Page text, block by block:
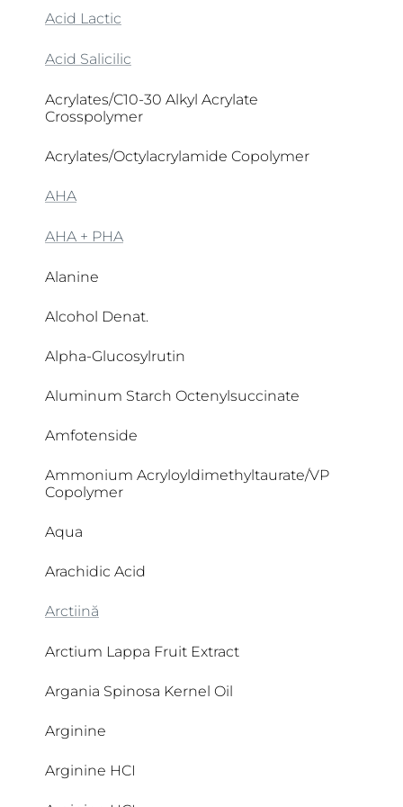
Acid Lactic
Acid Salicilic
Acrylates/C10-30 Alkyl Acrylate
Crosspolymer
Acrylates/Octylacrylamide Copolymer
AHA
AHA + PHA
Alanine
Alcohol Denat.
Alpha-Glucosylrutin
Aluminum Starch Octenylsuccinate
Amfotenside
Ammonium Acryloyldimethyltaurate/VP
Copolymer
Aqua
Arachidic Acid
Arctiină
Arctium Lappa Fruit Extract
Argania Spinosa Kernel Oil
Arginine
Arginine HCI